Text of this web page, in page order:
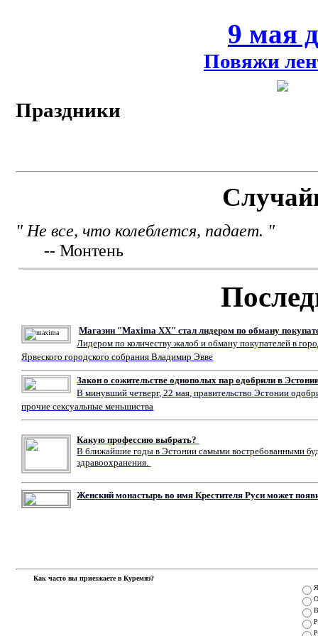
9 мая
Повяжи
Праздники
" Не все, что колеблется, падает. "
-- Монтень
Магазин "Maxima XX" стал лидером по обману
Лидером по количеству жалоб и обману покупателей в
Ярвеского городского собрания Владимир Эвве
Закон о сожительстве однополых пар одобрили в
В минувший четверг, 22 мая, правительство Эстонии
прочие сексуальные меньшиства
Какую профессию выбрать?
В ближайшие годы в Эстонии самыми востребованными
здравоохранения.
Женский монастырь во имя Крестителя Руси может
Как часто вы приезжаете в Куремяэ?